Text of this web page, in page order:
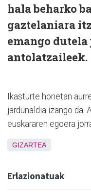
hala beharko
gaztelaniara
emango
antolatzaileek.
Ikasturte honetan
jardunaldia izango da.
euskararen egoera
GIZARTEA
Erlazionatuak